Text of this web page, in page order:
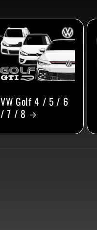
VW Golf 4 / 5 / 6
/ 7 / 8